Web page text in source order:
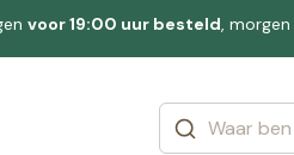
voor 19:00 uur besteld, morgen